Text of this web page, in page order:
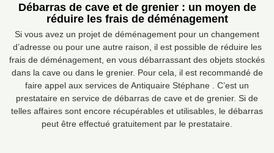
Débarras de cave et de grenier : un moyen de
réduire les frais de déménagement
Si vous avez un projet de déménagement pour un changement
d’adresse ou pour une autre raison, il est possible de réduire les
frais de déménagement, en vous débarrassant des objets stockés
dans la cave ou dans le grenier. Pour cela, il est recommandé de
faire appel aux services de Antiquaire Stéphane . C’est un
prestataire en service de débarras de cave et de grenier. Si de
telles affaires sont encore récupérables et utilisables, le débarras
peut être effectué gratuitement par le prestataire.